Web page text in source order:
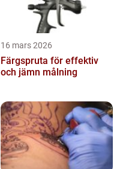
16 mars 2026
Färgspruta för effektiv
och jämn målning